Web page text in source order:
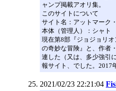
ャンプ掲載アオリ集。
このサイトについて
サイト名：アットマーク
本体（管理人）：シャト
現在第8部『ジョジョリ
の奇妙な冒険』と、作者
連した（又は、多少強引
報サイト、でした。2017
2021/02/23 22:21:04